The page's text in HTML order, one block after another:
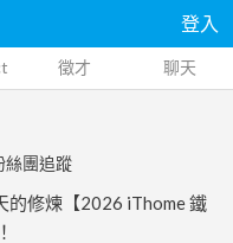
登入
徵才 聊天
絲團追蹤
的修煉【2026 iThome 鐵